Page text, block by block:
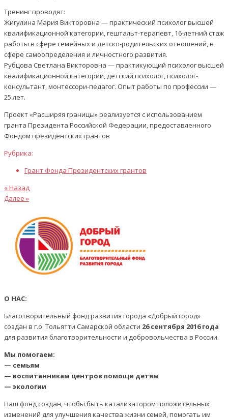
Тренинг проводят:
Жигулина Мария Викторовна — практический психолог высшей
квалификационной категории, гештальт-терапевт, 16-летний стаж
работы в сфере семейных и детско-родительских отношений, в
сфере самоопределения и личностного развития.
Рубцова Светлана Викторовна — практикующий психолог высшей
квалификационной категории, детский психолог, психолог-
консультант, монтессори-педагог. Опыт работы по профессии —
25 лет.
Проект «Расширяя границы» реализуется с использованием
гранта Президента Российской Федерации, предоставленного
Фондом президентских грантов
Рубрика:
Грант Фонда Президентских грантов
Навигация
по
записям
Предыдущая
статья
« Назад
Следующая
Далее »
О НАС:
Благотворительный фонд развития города «Добрый город»
создан в г.о. Тольятти Самарской области 26 сентября 2016 года
для развития благотворительности и добровольчества в России.
Мы помогаем:
— семьям
— воспитанникам центров помощи детям
— экологии
Наш фонд создан, чтобы быть катализатором положительных
изменений для улучшения качества жизни семей, помогать им